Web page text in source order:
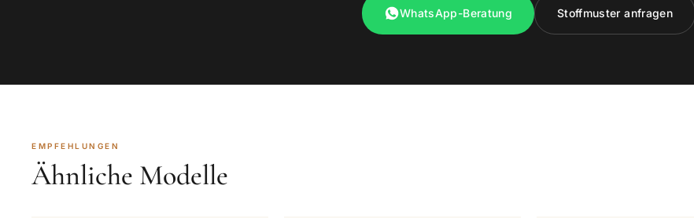
WhatsApp-Beratung Stoffmuster anfragen
EMPFEHLUNGEN
Ähnliche Modelle